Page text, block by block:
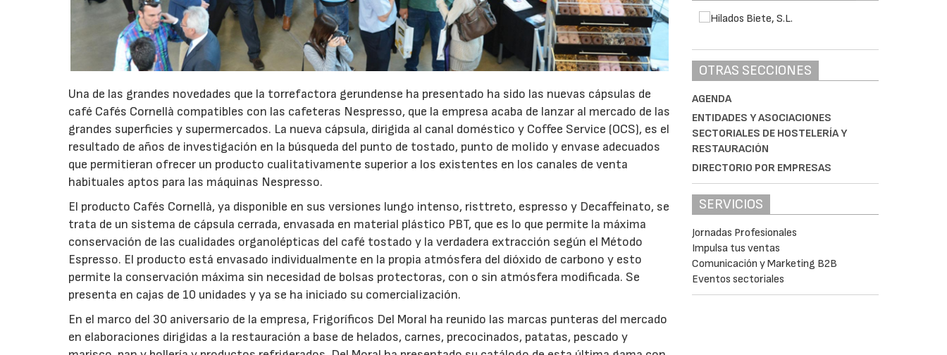
Una de las grandes novedades que la torrefactora gerundense ha presentado ha sido las nuevas cápsulas de
café Cafés Cornellà compatibles con las cafeteras Nespresso, que la empresa acaba de lanzar al mercado de las
grandes superficies y supermercados. La nueva cápsula, dirigida al canal doméstico y Coffee Service (OCS), es el
resultado de años de investigación en la búsqueda del punto de tostado, punto de molido y envase adecuados
que permitieran ofrecer un producto cualitativamente superior a los existentes en los canales de venta
habituales aptos para las máquinas Nespresso.
El producto Cafés Cornellà, ya disponible en sus versiones lungo intenso, risttreto, espresso y Decaffeinato, se
trata de un sistema de cápsula cerrada, envasada en material plástico PBT, que es lo que permite la máxima
conservación de las cualidades organolépticas del café tostado y la verdadera extracción según el Método
Espresso. El producto está envasado individualmente en la propia atmósfera del dióxido de carbono y esto
permite la conservación máxima sin necesidad de bolsas protectoras, con o sin atmósfera modificada. Se
presenta en cajas de 10 unidades y ya se ha iniciado su comercialización.
En el marco del 30 aniversario de la empresa, Frigoríficos Del Moral ha reunido las marcas punteras del mercado
en elaboraciones dirigidas a la restauración a base de helados, carnes, precocinados, patatas, pescado y
OTRAS SECCIONES
AGENDA
ENTIDADES Y ASOCIACIONES
SECTORIALES DE HOSTELERÍA Y
RESTAURACIÓN
DIRECTORIO POR EMPRESAS
SERVICIOS
Jornadas Profesionales
Impulsa tus ventas
Comunicación y Marketing B2B
Eventos sectoriales